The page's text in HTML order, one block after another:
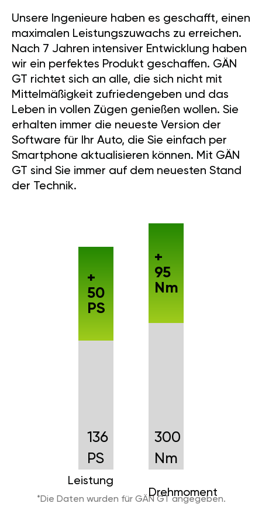
Unsere Ingenieure haben es geschafft, einen
maximalen Leistungszuwachs zu erreichen.
Nach 7 Jahren intensiver Entwicklung haben
wir ein perfektes Produkt geschaffen. GÄN
GT richtet sich an alle, die sich nicht mit
Mittelmäßigkeit zufriedengeben und das
Leben in vollen Zügen genießen wollen. Sie
erhalten immer die neueste Version der
Software für Ihr Auto, die Sie einfach per
Smartphone aktualisieren können. Mit GÄN
GT sind Sie immer auf dem neuesten Stand
der Technik.
136
PS
Leistung
+
50
PS
300
Nm
Drehmoment
+
95
Nm
*Die Daten wurden für GÄN GT angegeben.